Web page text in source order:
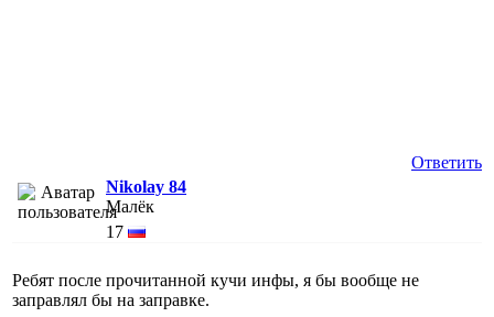
Ответить
Nikolay 84
Малёк
17
Ребят после прочитанной кучи инфы, я бы вообще не
заправлял бы на заправке.